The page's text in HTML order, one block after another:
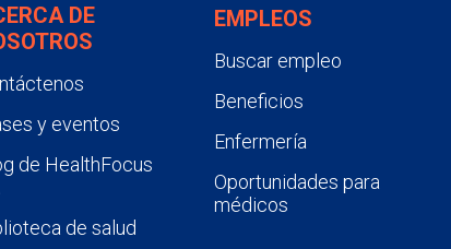
DE
y eventos
de HealthFocus
de salud
EMPLEOS
Buscar empleo
Beneficios
Enfermería
Oportunidades para
médicos